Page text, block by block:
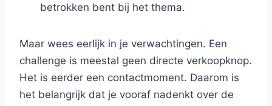
betrokken bent bij het thema.
Maar wees eerlijk in je verwachtingen. Een
challenge is meestal geen directe verkoopknop.
Het is eerder een contactmoment. Daarom is
het belangrijk dat je vooraf nadenkt over de